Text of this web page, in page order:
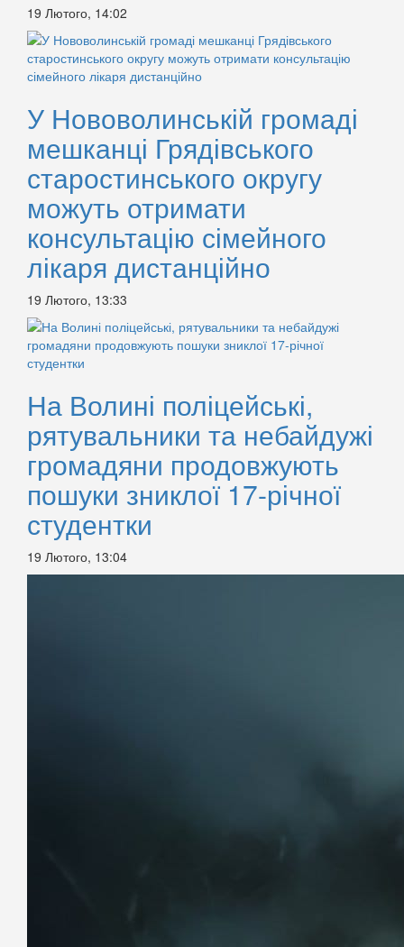
19 Лютого, 14:02
У Нововолинській громаді
мешканці Грядівського
старостинського округу
можуть отримати
консультацію сімейного
лікаря дистанційно
19 Лютого, 13:33
На Волині поліцейські,
рятувальники та небайдужі
громадяни продовжують
пошуки зниклої 17-річної
студентки
19 Лютого, 13:04